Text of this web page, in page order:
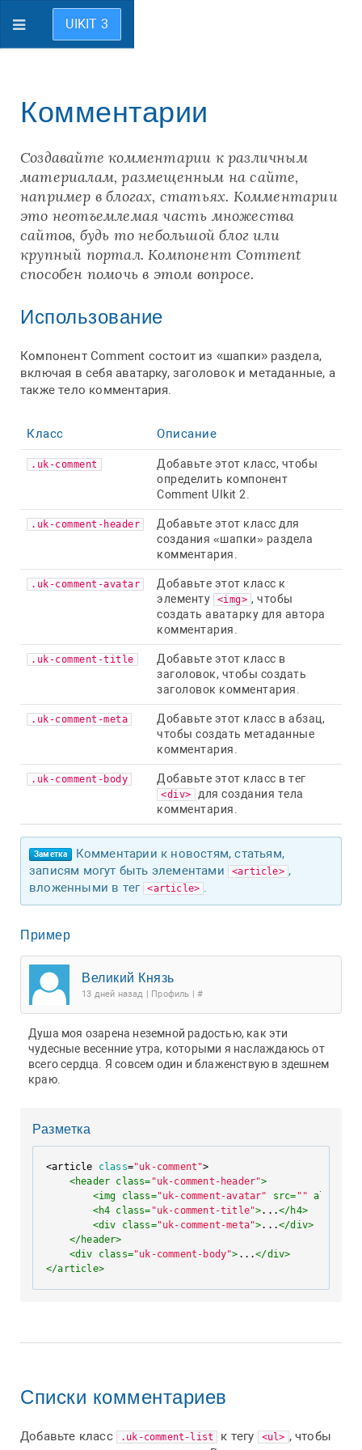
UIKIT 3
Комментарии
Создавайте комментарии к различным
материалам, размещенным на сайте,
например в блогах, статьях. Комментарии
это неотъемлемая часть множества
сайтов, будь то небольшой блог или
крупный портал. Компонент Comment
способен помочь в этом вопросе.
Использование
Компонент Comment состоит из «шапки» раздела,
включая в себя аватарку, заголовок и метаданные, а
также тело комментария.
Класс Описание
.uk-comment
Добавьте этот класс, чтобы
определить компонент
Comment UIkit 2.
.uk-comment-header
Добавьте этот класс для
создания «шапки» раздела
комментария.
.uk-comment-avatar
Добавьте этот класс к
элементу
<img> , чтобы
создать аватарку для автора
комментария.
.uk-comment-title
Добавьте этот класс в
заголовок, чтобы создать
заголовок комментария.
.uk-comment-meta
Добавьте этот класс в абзац,
чтобы создать метаданные
комментария.
.uk-comment-body Добавьте этот класс в тег
<div>
для создания тела
комментария.
Заметка
Комментарии к новостям, статьям,
записям могут быть элементами
<article> ,
вложенными в тег
<article> .
Пример
Великий Князь
13 дней назад | Профиль | #
Душа моя озарена неземной радостью, как эти
чудесные весенние утра, которыми я наслаждаюсь от
всего сердца. Я совсем один и блаженствую в здешнем
краю.
Разметка
<article class="uk-comment">
<header class= "uk-comment-header">
<img class="uk-comment-avatar" src= "" alt
<h4 class= "uk-comment-title">...</h4>
<div class="uk-comment-meta">...</div>
</header>
<div class="uk-comment-body"> ...</div>
</article>
Списки комментариев
Добавьте класс .uk-comment-list к тегу <ul> , чтобы